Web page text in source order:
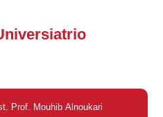
Prof. Mouhib Alnoukari